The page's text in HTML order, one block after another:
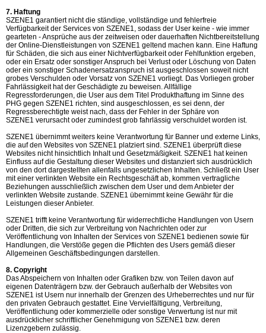
7. Haftung
SZENE1 garantiert nicht die ständige, vollständige und fehlerfreie
Verfügbarkeit der Services von SZENE1, sodass der User keine - wie immer
gearteten - Ansprüche aus der zeitweisen oder dauerhaften Nichtbereitstellung
der Online-Dienstleistungen von SZENE1 geltend machen kann. Eine Haftung
für Schäden, die sich aus einer Nichtverfügbarkeit oder Fehlfunktion ergeben,
oder ein Ersatz oder sonstiger Anspruch bei Verlust oder Löschung von Daten
oder ein sonstiger Schadenersatzanspruch ist ausgeschlossen soweit nicht
grobes Verschulden oder Vorsatz von SZENE1 vorliegt. Das Vorliegen grober
Fahrlässigkeit hat der Geschädigte zu beweisen. Allfällige
Regressforderungen, die User aus dem Titel Produkthaftung im Sinne des
PHG gegen SZENE1 richten, sind ausgeschlossen, es sei denn, der
Regressberechtigte weist nach, dass der Fehler in der Sphäre von
SZENE1 verursacht oder zumindest grob fahrlässig verschuldet worden ist.
SZENE1 übernimmt weiters keine Verantwortung für Banner und externe Links,
die auf den Websites von SZENE1 platziert sind. SZENE1 überprüft diese
Websites nicht hinsichtlich Inhalt und Gesetzmäßigkeit. SZENE1 hat keinen
Einfluss auf die Gestaltung dieser Websites und distanziert sich ausdrücklich
von den dort dargestellten allenfalls ungesetzlichen Inhalten. Schließt ein User
mit einer verlinkten Website ein Rechtsgeschäft ab, kommen vertragliche
Beziehungen ausschließlich zwischen dem User und dem Anbieter der
verlinkten Website zustande. SZENE1 übernimmt keine Gewähr für die
Leistungen dieser Anbieter.
SZENE1 trifft keine Verantwortung für widerrechtliche Handlungen von Usern
oder Dritten, die sich zur Verbreitung von Nachrichten oder zur
Veröffentlichung von Inhalten der Services von SZENE1 bedienen sowie für
Handlungen, die Verstöße gegen die Pflichten des Users gemäß dieser
Allgemeinen Geschäftsbedingungen darstellen.
8. Copyright
Das Abspeichern von Inhalten oder Grafiken bzw. von Teilen davon auf
eigenen Datenträgern bzw. der Gebrauch außerhalb der Websites von
SZENE1 ist Usern nur innerhalb der Grenzen des Urheberrechtes und nur für
den privaten Gebrauch gestattet. Eine Vervielfältigung, Verbreitung,
Veröffentlichung oder kommerzielle oder sonstige Verwertung ist nur mit
ausdrücklicher schriftlicher Genehmigung von SZENE1 bzw. deren
Lizenzgebern zulässig.